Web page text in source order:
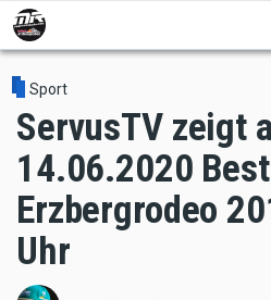
Skip
to
main
content
Sport
ServusTV zeigt
14.06.2020
Erzbergrodeo
Uhr